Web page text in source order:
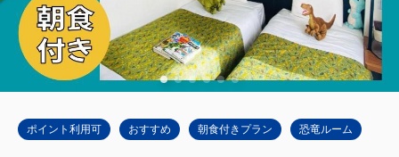
ポイント利用可 おすすめ 朝食付きプラン 恐竜ルーム